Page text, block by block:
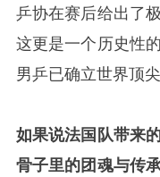
乒协在赛后给出了
这更是一个历史性
男乒已确立世界顶
如果说法国队带来
骨子里的团魂与传